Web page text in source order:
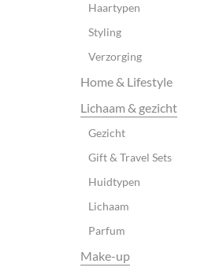
Haartypen
Styling
Verzorging
Home & Lifestyle
Lichaam & gezicht
Gezicht
Gift & Travel Sets
Huidtypen
Lichaam
Parfum
Make-up